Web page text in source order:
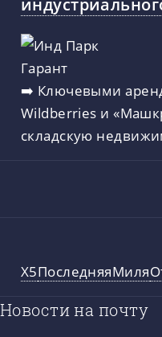
➡️ Ключевыми
Wildberries и
складскую
X5ПоследняяМиля
Новости на почту